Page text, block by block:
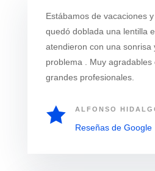
Estábamos de vacaciones
quedó doblada una lentilla
atendieron con una sonrisa
problema . Muy agradables
grandes profesionales.
 ALFONSO
Reseñas de Google